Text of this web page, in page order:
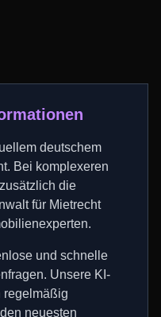
deutschem
Bei komplexeren
die
für Mietrecht
und schnelle
Unsere KI-
regelmäßig
neuesten